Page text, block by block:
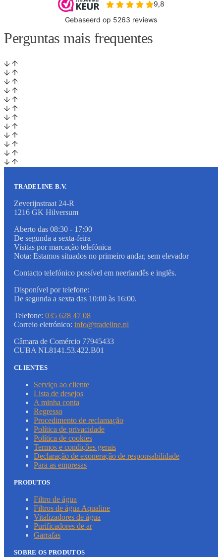
Perguntas mais frequentes
TRADELINE B.V.
Zeverijnstraat 24-R
1216 GK Hilversum
Aberto das 08:30 - 17:00
De segunda a sexta-feira
Visitas por marcação telefónica
Nota: Estamos situados no primeiro andar, sem elevador
Contacto telefónico possível em neerlandês e inglês.
Disponível por telefone:
De segunda a sexta das 10:00 às 16:00.
Telefone: 035 628 47 08
Correio eletrónico: info@tradeline.nl
Câmara de Comércio 77945433
CUBA NL8141.53.422.B01
CLIENTES
Serviço ao cliente
Lista de desejos
A minha conta
Regresso
Procedimento de reclamação
Política de privacidade
Política de cookies
Termos e condições gerais
Declaração de exoneração de responsabilidade
Para as empresas
PRODUTOS
Filtro de água
Filtros de água Aqualine
Vitalizadores de água
Purificadores de ar
Garrafas
SOBRE OS PRODUTOS